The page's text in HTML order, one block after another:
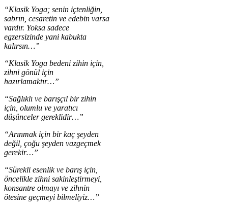
“Klasik Yoga; senin içtenliğin,
sabrın, cesaretin ve edebin varsa
vardır. Yoksa sadece
egzersizinde yani kabukta
kalırsın…”
“Klasik Yoga bedeni zihin için,
zihni gönül için
hazırlamaktır…”
“Sağlıklı ve barışçıl bir zihin
için, olumlu ve yaratıcı
düşünceler gereklidir…”
“Arınmak için bir kaç şeyden
değil, çoğu şeyden vazgeçmek
gerekir…”
“Sürekli esenlik ve barış için,
öncelikle zihni sakinleştirmeyi,
konsantre olmayı ve zihnin
ötesine geçmeyi bilmeliyiz…”